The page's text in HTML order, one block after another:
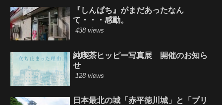
『しんぱち』がまだあったなん
て・・・感動。
438 views
純喫茶ヒッピー写真展 開催のお知ら
せ
128 views
日本最北の城「赤平徳川城」と「プリ